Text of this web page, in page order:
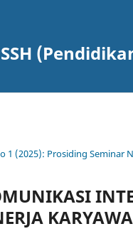
1 (2025): Prosiding Seminar